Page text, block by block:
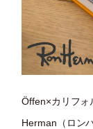
Öffen×カリフォ
Herman（ロン